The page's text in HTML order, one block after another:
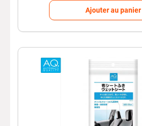
Ajouter au panier